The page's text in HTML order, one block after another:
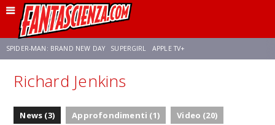
SPIDER-MAN: BRAND NEW DAY SUPERGIRL APPLE TV+
FRANCO RICCIARDIELLO ZENDAYA
Richard Jenkins
News (3) Approfondimenti (1) Video (20)